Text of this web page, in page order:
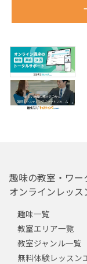
趣味の教室・ワー
オンラインレッス
趣味一覧
教室エリア一覧
教室ジャンル一覧
無料体験レッスン